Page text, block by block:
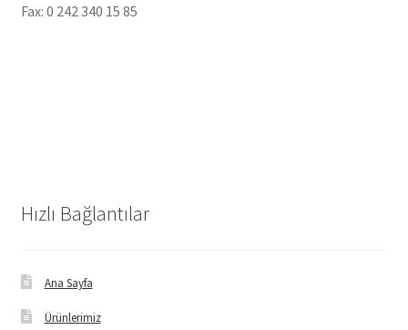
Fax: 0 242 340 15 85
Hızlı Bağlantılar
Ana Sayfa
Ürünlerimiz